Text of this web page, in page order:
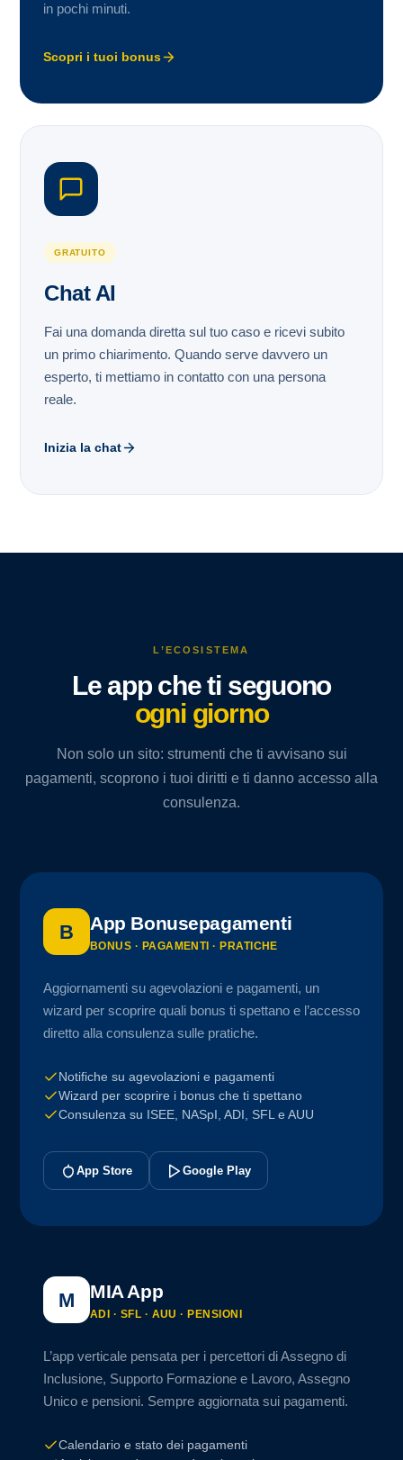
in pochi minuti.
Scopri i tuoi bonus
GRATUITO
Chat AI
Fai una domanda diretta sul tuo caso e ricevi subito
un primo chiarimento. Quando serve davvero un
esperto, ti mettiamo in contatto con una persona
reale.
Inizia la chat
L’ECOSISTEMA
Le app che ti seguono
ogni giorno
Non solo un sito: strumenti che ti avvisano sui
pagamenti, scoprono i tuoi diritti e ti danno accesso alla
consulenza.
B App Bonusepagamenti
BONUS · PAGAMENTI · PRATICHE
Aggiornamenti su agevolazioni e pagamenti, un
wizard per scoprire quali bonus ti spettano e l’accesso
diretto alla consulenza sulle pratiche.
Notifiche su agevolazioni e pagamenti
Wizard per scoprire i bonus che ti spettano
Consulenza su ISEE, NASpI, ADI, SFL e AUU
App Store Google Play
M MIA App
ADI · SFL · AUU · PENSIONI
L’app verticale pensata per i percettori di Assegno di
Inclusione, Supporto Formazione e Lavoro, Assegno
Unico e pensioni. Sempre aggiornata sui pagamenti.
Calendario e stato dei pagamenti